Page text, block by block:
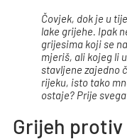
Čovjek, dok je u
lake grijehe. Ipak
grijesima koji se
mjeriš, ali kojeg li
stavljene zajedno
rijeku, isto tako
ostaje? Prije
Grijeh protiv